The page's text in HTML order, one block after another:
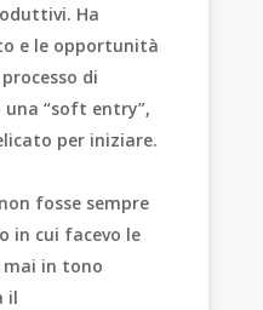
Ha
e le opportunità
di
“soft entry”,
per iniziare.
fosse sempre
in cui facevo le
mai in tono
il